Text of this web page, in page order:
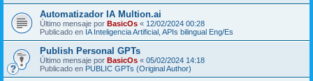
Automatizador IA Multion.ai
Último mensaje por BasicOs « 12/02/2024 00:28
Publicado en IA Inteligencia Artificial, APIs bilingual Eng/Es
Publish Personal GPTs
Último mensaje por BasicOs « 05/02/2024 14:18
Publicado en PUBLIC GPTs (Original Author)